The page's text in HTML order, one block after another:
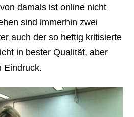
damals ist online nicht
sind immerhin zwei
auch der so heftig kritisierte
in bester Qualität, aber
Eindruck.